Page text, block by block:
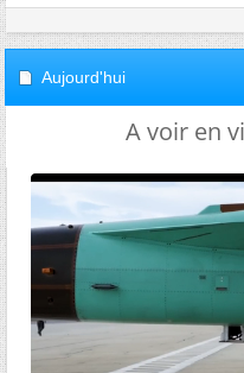
Aujourd'hui
A voir en